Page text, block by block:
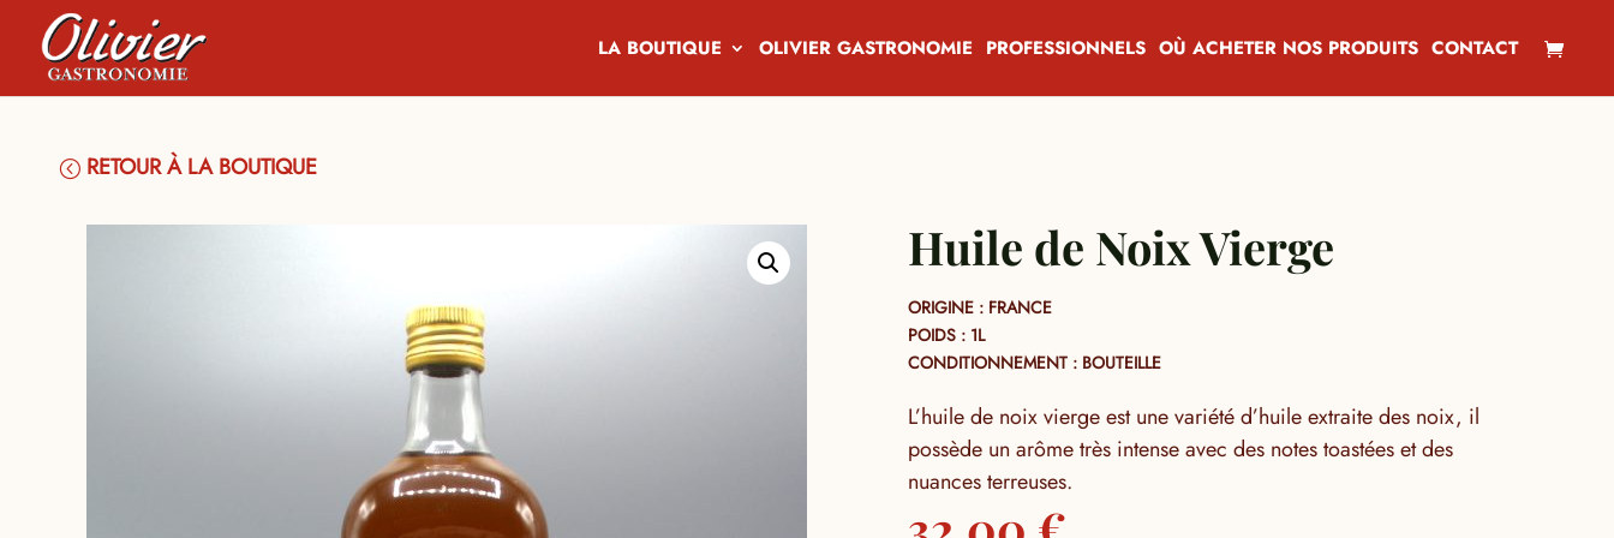
LA BOUTIQUE OLIVIER GASTRONOMIE PROFESSIONNELS OÙ ACHETER NOS PRODUITS CONTACT
RETOUR À LA BOUTIQUE
Huile de Noix Vierge
ORIGINE : FRANCE
POIDS : 1L
CONDITIONNEMENT : BOUTEILLE
L’huile de noix vierge est une variété d’huile extraite des noix, il
possède un arôme très intense avec des notes toastées et des
nuances terreuses.